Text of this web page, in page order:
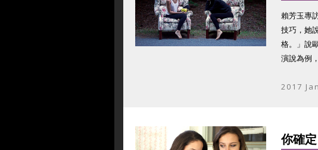
賴芳玉專
技巧，她
格。」說
演說為例
2017
你確